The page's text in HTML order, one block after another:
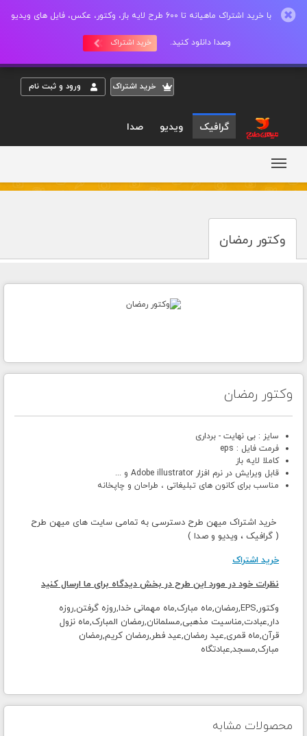
با خرید اشتراک ماهیانه تا 600 طرح لایه باز، وکتور، عکس، فایل های ویدیو
وصدا دانلود کنید. خرید اشتراک
خريد اشتراک ورود و ثبت نام
گرافیک ویدیو صدا
وکتور رمضان
وکتور رمضان
سایز : بی نهایت - برداری
فرمت فایل : eps
کاملا لایه باز
قابل ویرایش در نرم افزار Adobe illustrator و ...
مناسب برای کانون های تبلیغاتی ، طراحان و چاپخانه
خرید اشتراک میهن طرح دسترسی به تمامی سایت های میهن طرح
( گرافیک ، ویدیو و صدا )
خرید اشتراک
نظرات خود در مورد این طرح در بخش دیدگاه برای ما ارسال کنید
وکتور,EPS,رمضان,ماه مبارک,ماه مهمانی خدا,روزه گرفتن,روزه
دار,عبادت,مناسیت مذهبی,مسلمانان,رمضان المبارک,ماه نزول
قرآن,ماه قمری,عید رمضان,عید فطر,رمضان کریم,رمضان
مبارک,مسجد,عبادتگاه
محصولات مشابه